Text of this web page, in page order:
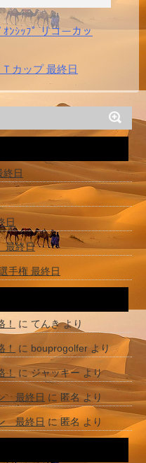
ｵﾝｼｯﾌﾟ リコーカッ
カップ 最終日
日
日
最終日
手権 最終日
に てんきより
に bouprogolfer より
！ にジャッキー より
最終日 に 匿名 より
最終日 に匿名より